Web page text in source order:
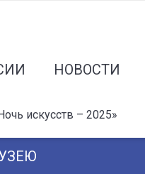
НОВОСТИ
искусств – 2025»